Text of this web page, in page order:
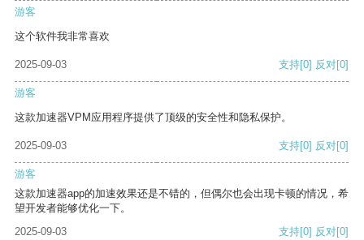
游客
这个软件我非常喜欢
2025-09-03 支持[0] 反对[0]
游客
这款加速器VPM应用程序提供了顶级的安全性和隐私保护。
2025-09-03 支持[0] 反对[0]
游客
这款加速器app的加速效果还是不错的，但偶尔也会出现卡顿的情况，希
望开发者能够优化一下。
2025-09-03
支持[0] 反对[0]